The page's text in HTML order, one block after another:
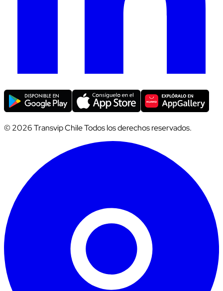
© 2026 Transvip Chile Todos los derechos reservados.